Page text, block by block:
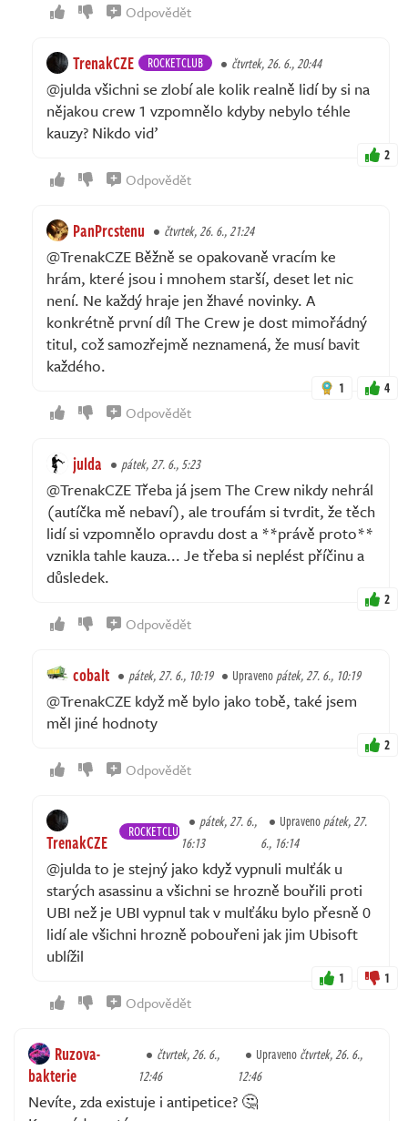
Odpovědět
TrenakCZE ROCKETCLUB čtvrtek, 26. 6., 20:44
@julda všichni se zlobí ale kolik realně lidí by si na
nějakou crew 1 vzpomnělo kdyby nebylo téhle
kauzy? Nikdo viď
2
Odpovědět
PanPrcstenu čtvrtek, 26. 6., 21:24
@TrenakCZE Běžně se opakovaně vracím ke
hrám, které jsou i mnohem starší, deset let nic
není. Ne každý hraje jen žhavé novinky. A
konkrétně první díl The Crew je dost mimořádný
titul, což samozřejmě neznamená, že musí bavit
každého.
1 4
Odpovědět
julda pátek, 27. 6., 5:23
@TrenakCZE Třeba já jsem The Crew nikdy nehrál
(autíčka mě nebaví), ale troufám si tvrdit, že těch
lidí si vzpomnělo opravdu dost a **právě proto**
vznikla tahle kauza... Je třeba si neplést příčinu a
důsledek.
2
Odpovědět
cobalt pátek, 27. 6., 10:19 Upravenopátek, 27. 6., 10:19
@TrenakCZE když mě bylo jako tobě, také jsem
měl jiné hodnoty
2
Odpovědět
TrenakCZE ROCKETCLUB
pátek, 27. 6.,
16:13
Upravenopátek, 27.
6., 16:14
@julda to je stejný jako když vypnuli mulťák u
starých asassinu a všichni se hrozně bouřili proti
UBI než je UBI vypnul tak v mulťáku bylo přesně 0
lidí ale všichni hrozně pobouřeni jak jim Ubisoft
ublížil
1 1
Odpovědět
Ruzova-
bakterie
čtvrtek, 26. 6.,
12:46
Upravenočtvrtek, 26. 6.,
12:46
Nevíte, zda existuje i antipetice? 🤔